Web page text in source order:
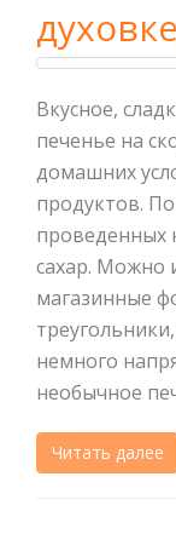
Вкусное,
печенье на
домашних
продуктов.
проведенных
сахар. Можно
магазинные
немного
необычное
Читать далее